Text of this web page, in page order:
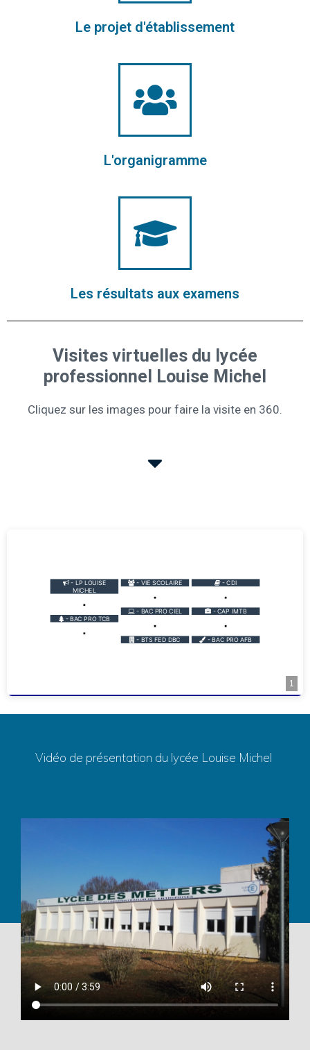
Le projet d'établissement
L'organigramme
Les résultats aux examens
Visites virtuelles du lycée
professionnel Louise Michel
Cliquez sur les images pour faire la visite en 360.
Vidéo de présentation du lycée Louise Michel